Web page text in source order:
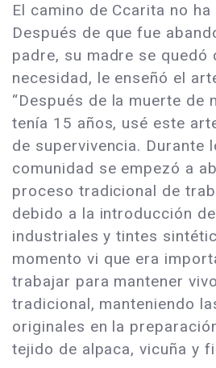
El camino de Ccarita no
Después de que fue
padre, su madre se quedó
necesidad, le enseñó el
“Después de la muerte de
tenía 15 años, usé este
de supervivencia. Durante
comunidad se empezó a
proceso tradicional de
debido a la introducción
industriales y tintes
momento vi que era
trabajar para mantener
tradicional, manteniendo
originales en la
tejido de alpaca, vicuña y